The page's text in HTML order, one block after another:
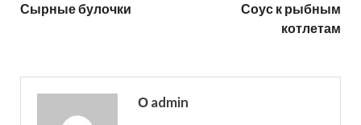
Сырные булочки
Соус к рыбным
котлетам
О admin